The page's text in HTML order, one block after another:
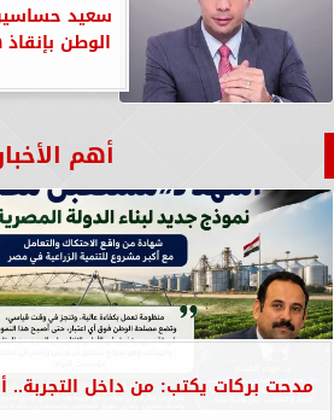
الوطن
أهم
مدحت بركات يكتب: من داخل